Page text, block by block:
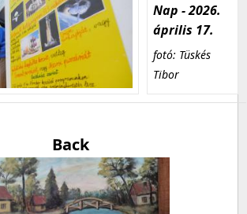
Nap - 2026.
április 17.
fotó: Tüskés
Tibor
Back